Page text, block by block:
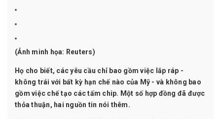
(Ảnh minh họa: Reuters)
Họ cho biết, các yêu cầu chỉ bao gồm việc lắp ráp -
không trái với bất kỳ hạn chế nào của Mỹ - và không bao
gồm việc chế tạo các tấm chip. Một số hợp đồng đã được
thỏa thuận, hai nguồn tin nói thêm.